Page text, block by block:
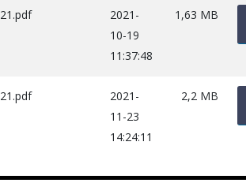
2021-
10-19
11:37:48
1,63 MB
2021-
11-23
14:24:11
2,2 MB